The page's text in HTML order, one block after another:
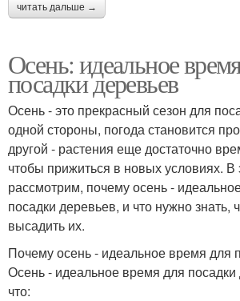
читать дальше →
Осень: идеальное
посадки деревьев
Осень - это прекрасный сезон для
одной стороны, погода становится
другой - растения еще достаточно
чтобы прижиться в новых условиях. В
рассмотрим, почему осень -
посадки деревьев, и что нужно знать,
высадить их.
Почему осень - идеальное время для
Осень - идеальное время для
что: